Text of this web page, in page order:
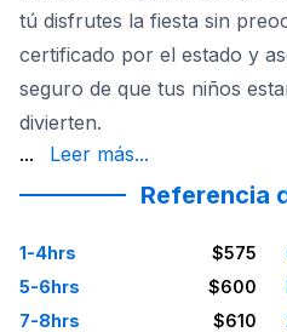
tú disfrutes la fiesta sin
certificado por el estado y
seguro de que tus niños
divierten.
y áreas cercanas. ¿Qué
... Leer más...
Referencia
1-4hrs
$575
5-6hrs
$600
7-8hrs
$610